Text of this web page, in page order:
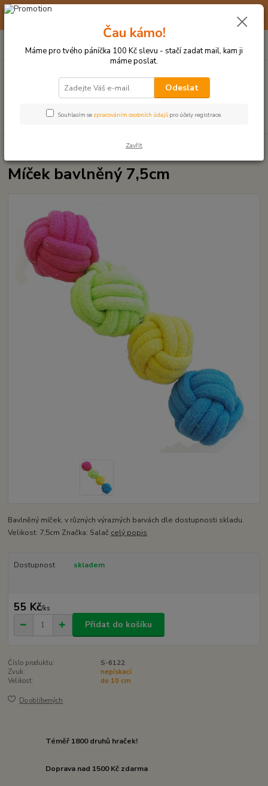
☀️ 10. - 14. SRPNA 2026 MÁME DOVOLENOU ☀️ OBJEDNÁVKY
Hledat
po–pá: 9–17 hod.
za0 Kč
UZLOVÉ HRAČKY A PŘETAHOVADLA
Míček bavlněný 7,5cm
Bavlněný míček, v různých výrazných barvách dle dostupnosti skladu.
Velikost: 7,5cm Značka: Salač celý popis
Dostupnost skladem
55 Kč/ks
Přidat do košíku
Číslo produktu:
S-6122
Zvuk:
nepískací
Velikost:
do 10 cm
Do oblíbených
Téměř 1800 druhů hraček!
Doprava nad 1500 Kč zdarma
Čau kámo!
Máme pro tvého páníčka 100 Kč slevu - stačí zadat mail, kam ji
máme poslat.
Odeslat
Souhlasím se zpracováním osobních údajů pro účely registrace.
Zavřít